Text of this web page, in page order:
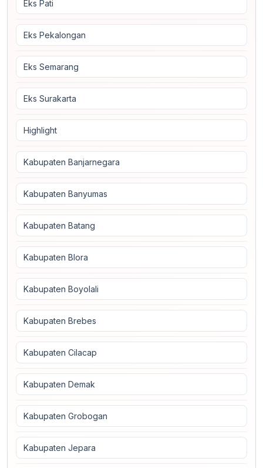
Eks Pati
Eks Pekalongan
Eks Semarang
Eks Surakarta
Highlight
Kabupaten Banjarnegara
Kabupaten Banyumas
Kabupaten Batang
Kabupaten Blora
Kabupaten Boyolali
Kabupaten Brebes
Kabupaten Cilacap
Kabupaten Demak
Kabupaten Grobogan
Kabupaten Jepara